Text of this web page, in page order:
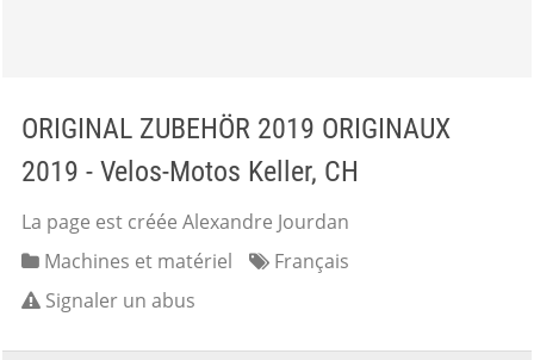
ORIGINAL ZUBEHÖR 2019 ORIGINAUX
2019 - Velos-Motos Keller, CH
La page est créée Alexandre Jourdan
Machines et matériel
Français
Signaler un abus